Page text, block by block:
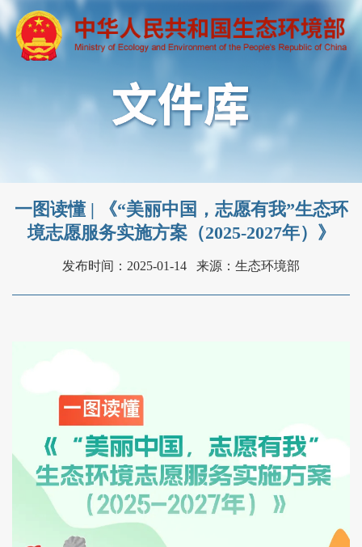
一图读懂 | 《“美丽中国，志愿有我”生态环
境志愿服务实施方案（2025-2027年）》
发布时间：2025-01-14 来源：生态环境部